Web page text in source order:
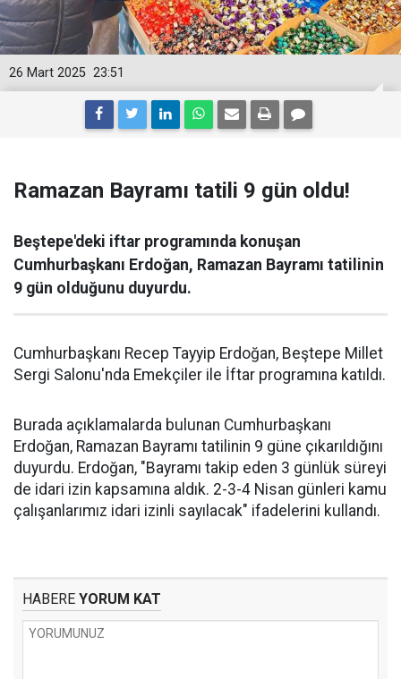
23:51
26 Mart 2025
Ramazan Bayramı tatili 9 gün oldu!
Beştepe'deki iftar programında konuşan
Cumhurbaşkanı Erdoğan, Ramazan Bayramı tatilinin
9 gün olduğunu duyurdu.
Cumhurbaşkanı Recep Tayyip Erdoğan, Beştepe Millet
Sergi Salonu'nda Emekçiler ile İftar programına katıldı.
Burada açıklamalarda bulunan Cumhurbaşkanı
Erdoğan, Ramazan Bayramı tatilinin 9 güne çıkarıldığını
duyurdu. Erdoğan, "Bayramı takip eden 3 günlük süreyi
de idari izin kapsamına aldık. 2-3-4 Nisan günleri kamu
çalışanlarımız idari izinli sayılacak" ifadelerini kullandı.
HABERE YORUM KAT